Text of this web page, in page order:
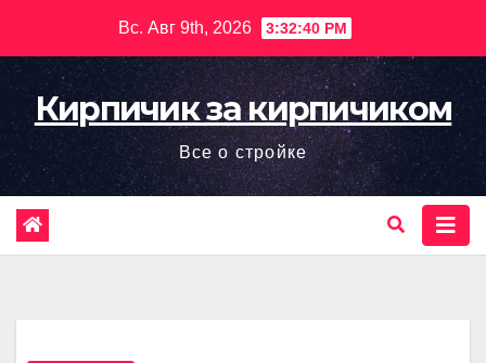
содержимому
Вс. Авг 9th, 2026 3:32:41 PM
Кирпичик за кирпичиком
Все о стройке